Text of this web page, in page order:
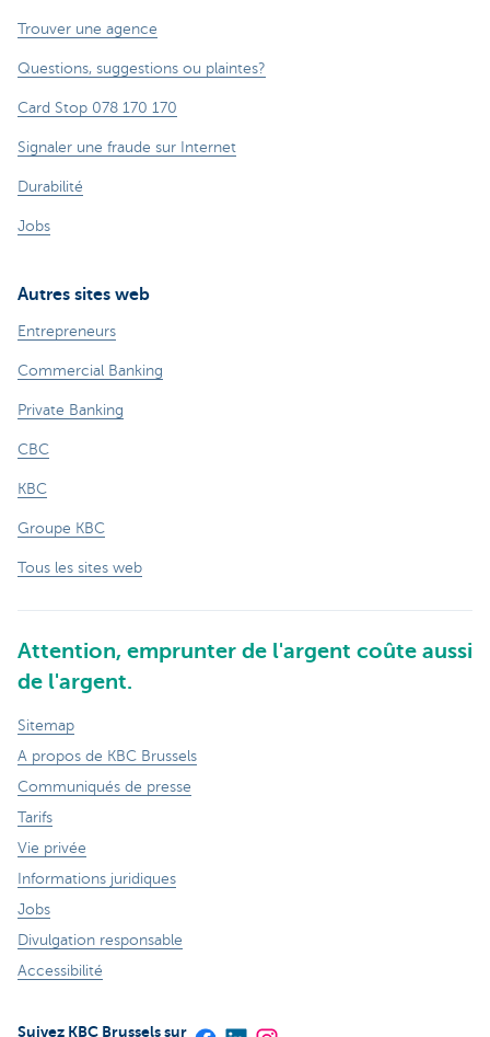
Trouver une agence
Questions, suggestions ou plaintes?
Card Stop 078 170 170
Signaler une fraude sur Internet
Durabilité
Jobs
Autres sites web
Entrepreneurs
Commercial Banking
Private Banking
CBC
KBC
Groupe KBC
Tous les sites web
Attention, emprunter de l'argent coûte aussi
de l'argent.
Sitemap
A propos de KBC Brussels
Communiqués de presse
Tarifs
Vie privée
Informations juridiques
Jobs
Divulgation responsable
Accessibilité
Suivez KBC Brussels sur